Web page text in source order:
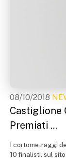
08/10/2018
Castiglione
Premiati ...
I cortometraggi
10 finalisti, sul